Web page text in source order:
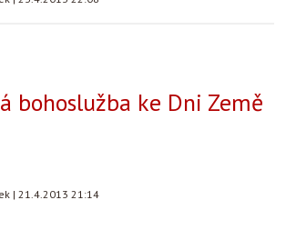
bohoslužba ke Dni Země
| 21.4.2013 21:14